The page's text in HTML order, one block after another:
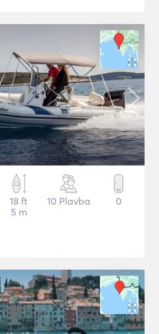
18 ft
5 m
10 Plavba 0